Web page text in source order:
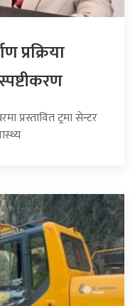
प्रक्रिया
प्रस्तावित ट्रमा सेन्टर